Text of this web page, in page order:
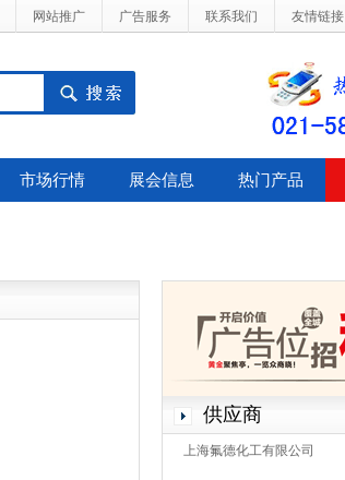
网站推广 广告服务 联系我们 友情链接
市场行情 展会信息 热门产品
供应商
上海氟德化工有限公司